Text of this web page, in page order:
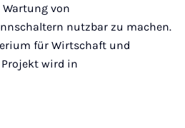
von
nutzbar zu machen.
für Wirtschaft und
wird in